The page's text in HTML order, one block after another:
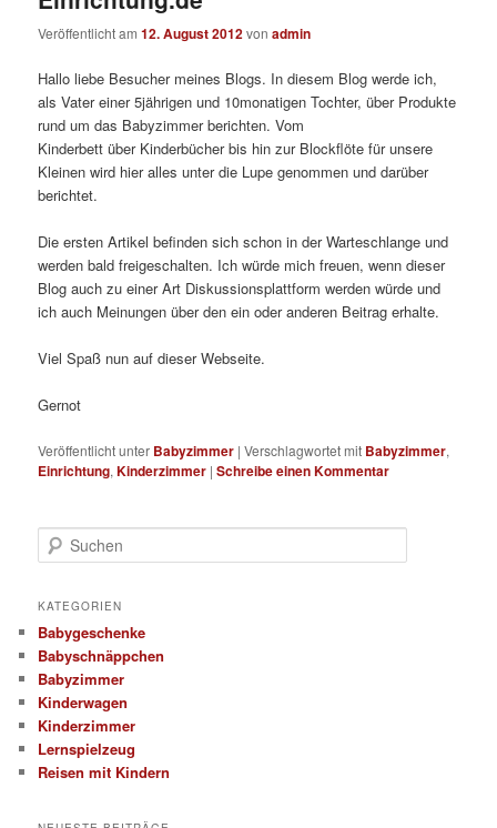
Veröffentlicht am12. August 2012vonadmin
Hallo liebe Besucher meines Blogs. In diesem Blog werde ich,
als Vater einer 5jährigen und 10monatigen Tochter, über Produkte
rund um das Babyzimmer berichten. Vom
Kinderbett über Kinderbücher bis hin zur Blockflöte für unsere
Kleinen wird hier alles unter die Lupe genommen und darüber
berichtet.
Die ersten Artikel befinden sich schon in der Warteschlange und
werden bald freigeschalten. Ich würde mich freuen, wenn dieser
Blog auch zu einer Art Diskussionsplattform werden würde und
ich auch Meinungen über den ein oder anderen Beitrag erhalte.
Viel Spaß nun auf dieser Webseite.
Gernot
Veröffentlicht unter Babyzimmer |Verschlagwortet mit Babyzimmer,
Einrichtung,Kinderzimmer |Schreibe einen Kommentar
u
h
n
KATEGORIEN
Babygeschenke
Babyschnäppchen
Babyzimmer
Kinderwagen
Kinderzimmer
Lernspielzeug
Reisen mit Kindern